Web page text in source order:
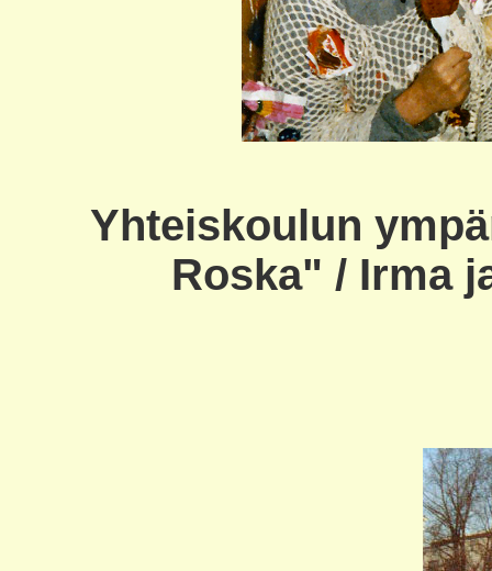
Yhteiskoulun
Roska" / Irma